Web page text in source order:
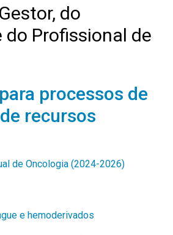
do
do Profissional de
processos de
recursos
de Oncologia (2024-2026)
e hemoderivados